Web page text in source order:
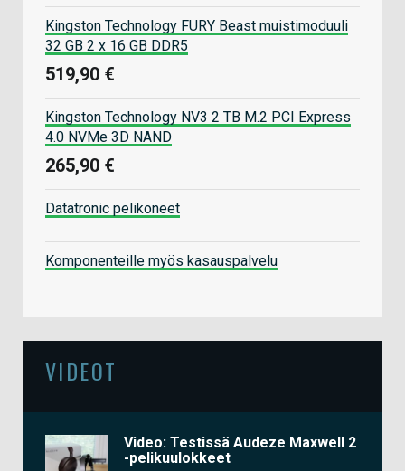
Kingston Technology FURY Beast muistimoduuli
32 GB 2 x 16 GB DDR5
519,90 €
Kingston Technology NV3 2 TB M.2 PCI Express
4.0 NVMe 3D NAND
265,90 €
Datatronic pelikoneet
Komponenteille myös kasauspalvelu
VIDEOT
Video: Testissä Audeze Maxwell 2
-pelikuulokkeet